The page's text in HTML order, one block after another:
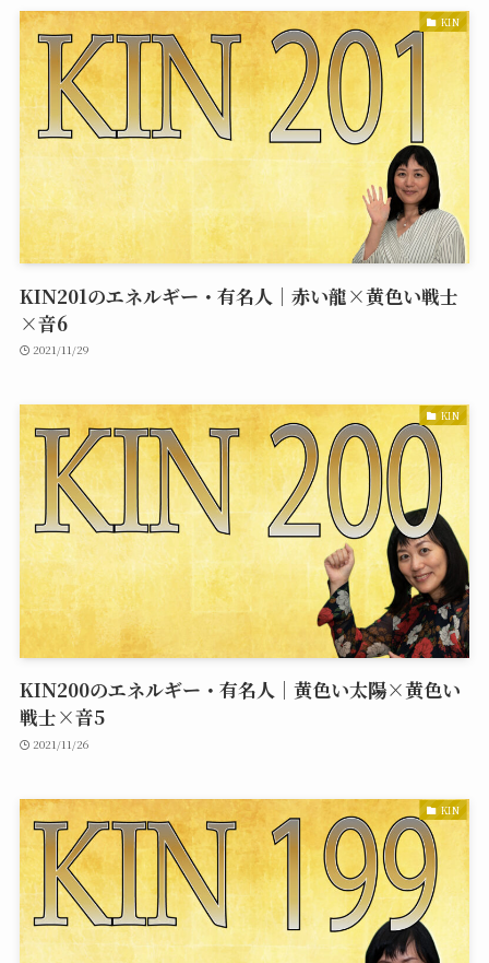
KIN
KIN201のエネルギー・有名人｜赤い龍×黄色い戦士
×音6
2021/11/29
KIN
KIN200のエネルギー・有名人｜黄色い太陽×黄色い
戦士×音5
2021/11/26
KIN